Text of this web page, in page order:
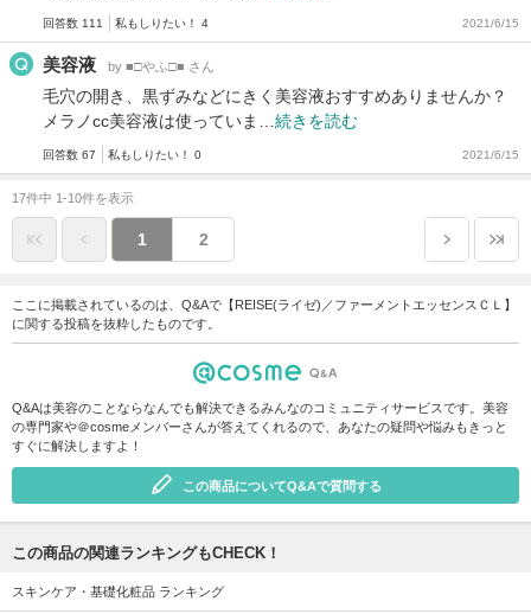
回答数 111 私もしりたい！ 4 2021/6/15
美容液 by ■□やふ□■ さん
毛穴の開き、黒ずみなどにきく美容液おすすめありませんか？
メラノcc美容液は使っていま… 続きを読む
回答数 67 私もしりたい！ 0 2021/6/15
17件中 1-10件を表示
1 2
ここに掲載されているのは、Q&Aで【REISE(ライゼ)／ファーメントエッセンスＣＬ】
に関する投稿を抜粋したものです。
Q&Aは美容のことならなんでも解決できるみんなのコミュニティサービスです。美容
の専門家や＠cosmeメンバーさんが答えてくれるので、あなたの疑問や悩みもきっと
すぐに解決しますよ！
この商品についてQ&Aで質問する
この商品の関連ランキングもCHECK！
スキンケア・基礎化粧品 ランキング